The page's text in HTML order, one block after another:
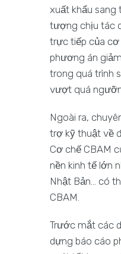
xuất khẩu sang
tượng chịu tác
trực tiếp của cơ
phương án
trong quá trình
vượt quá
Ngoài ra,
trợ kỹ thuật về
Cơ chế CBAM
nền kinh tế lớn
Nhật Bản… có
CBAM.
Trước mắt các
dựng báo cáo